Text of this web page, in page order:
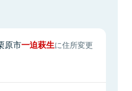
原市一迫萩生に住所変更